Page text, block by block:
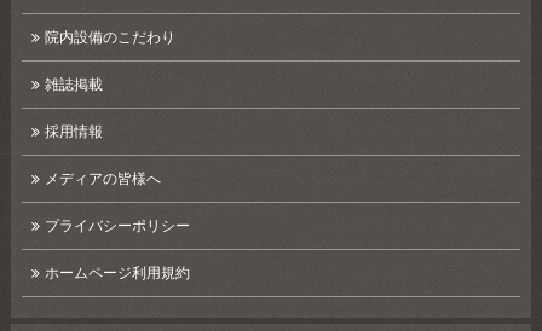
院内設備のこだわり
雑誌掲載
採用情報
メディアの皆様へ
プライバシーポリシー
ホームページ利用規約